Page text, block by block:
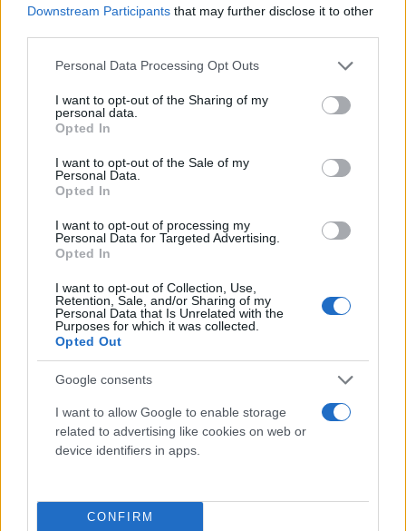
Downstream Participants that may further disclose it to other
Please note that this website/app uses one or more Google
not limited to your visit or usage behaviour. You may click to
grant or deny consent to Google and its third-party tags to
use your data for below specified purposes in below Google
consent section.
Personal Data Processing Opt Outs
I want to opt-out of the Sharing of my
personal data.
Opted In
I want to opt-out of the Sale of my
Personal Data.
Opted In
I want to opt-out of processing my
Personal Data for Targeted Advertising.
Opted In
I want to opt-out of Collection, Use,
Retention, Sale, and/or Sharing of my
Personal Data that Is Unrelated with the
Purposes for which it was collected.
Opted Out
Google consents
I want to allow Google to enable storage
related to advertising like cookies on web or
device identifiers in apps.
CONFIRM
Ο Έλον Μασκ μπλόκαρε κονδύλι 25.000 ευρώ για
την ψυχολογική στήριξη ΛΟΑΤΚΙ μεταναστών
στην Ελλάδα
Γιατί η υπηρεσία DOGE των ΗΠΑ, που βρίσκεται υπό τον
Flash.gr